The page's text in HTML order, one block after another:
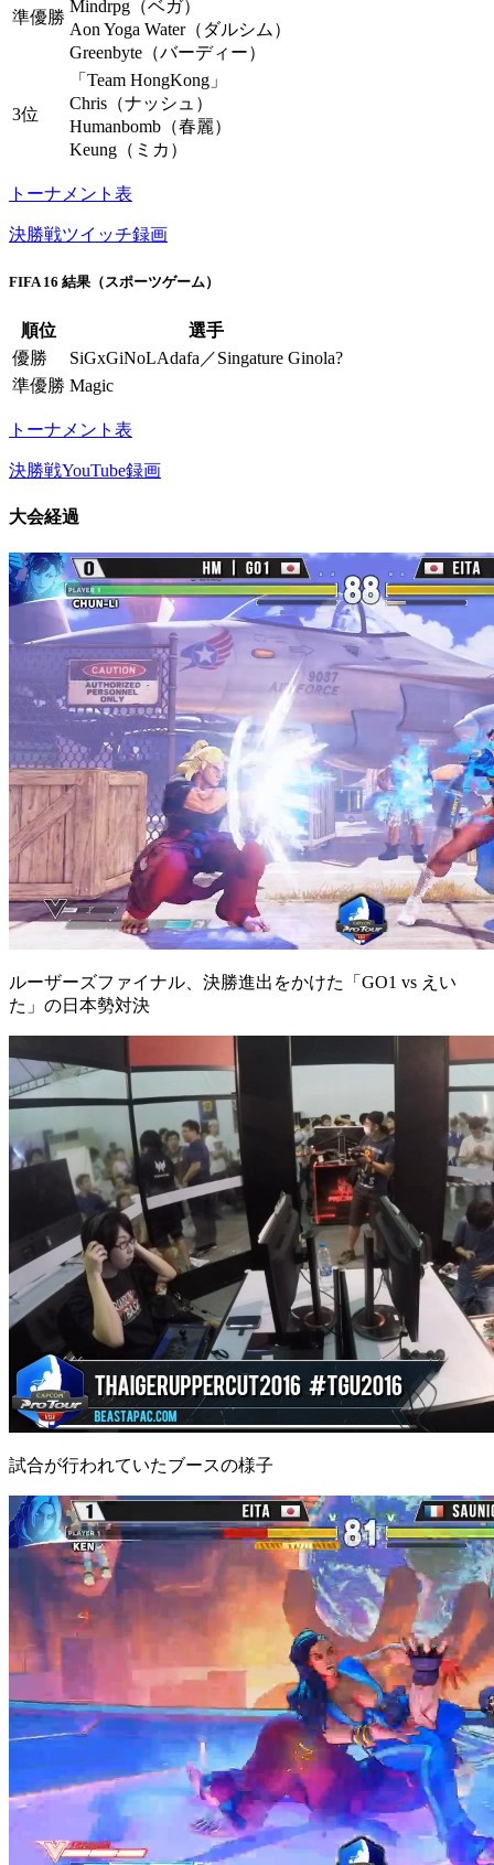
準優勝
Mindrpg（ベガ）
Aon Yoga Water（ダルシム）
Greenbyte（バーディー）
3位
「Team HongKong」
Chris（ナッシュ）
Humanbomb（春麗）
Keung（ミカ）
トーナメント表
決勝戦ツイッチ録画
FIFA 16 結果（スポーツゲーム）
順位
選手
優勝
SiGxGiNoLAdafa／Singature Ginola?
準優勝 Magic
トーナメント表
決勝戦YouTube録画
大会経過
ルーザーズファイナル、決勝進出をかけた「GO1 vs えい
た」の日本勢対決
試合が行われていたブースの様子